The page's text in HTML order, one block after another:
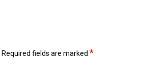
Required fields are marked *